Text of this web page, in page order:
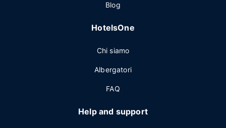
Blog
HotelsOne
Chi siamo
Albergatori
FAQ
Help and support